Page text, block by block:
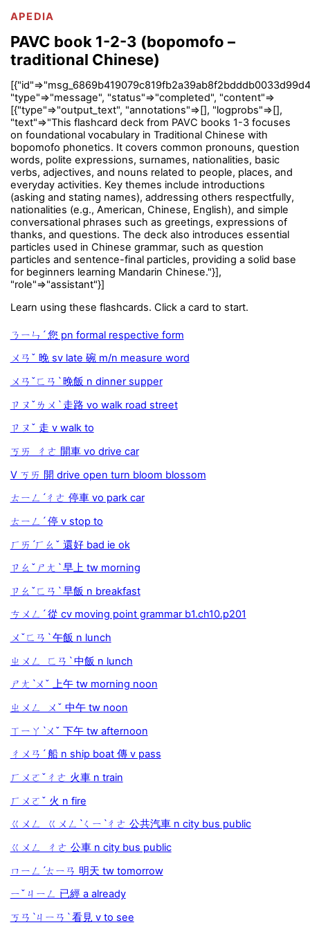
APEDIA
PAVC book 1-2-3 (bopomofo –
traditional Chinese)
"type"=>"message", "status"=>"completed", "content"=>
[{"type"=>"output_text", "annotations"=>[], "logprobs"=>[],
"text"=>"This flashcard deck from PAVC books 1-3 focuses
on foundational vocabulary in Traditional Chinese with
bopomofo phonetics. It covers common pronouns, question
words, polite expressions, surnames, nationalities, basic
verbs, adjectives, and nouns related to people, places, and
everyday activities. Key themes include introductions
(asking and stating names), addressing others respectfully,
nationalities (e.g., American, Chinese, English), and simple
conversational phrases such as greetings, expressions of
thanks, and questions. The deck also introduces essential
particles used in Chinese grammar, such as question
particles and sentence-final particles, providing a solid base
for beginners learning Mandarin Chinese."}],
"role"=>"assistant"}]
Learn using these flashcards. Click a card to start.
ㄋㄧㄣˊ 您 pn formal respective form
ㄨㄢˇ 晚 sv late 碗 m/n measure word
ㄨㄢˇㄈㄢˋ 晚飯 n dinner supper
ㄗㄡˇㄌㄨˋ 走路 vo walk road street
ㄗㄡˇ 走 v walk to
ㄎㄞ ㄔㄜ 開車 vo drive car
V ㄎㄞ 開 drive open turn bloom blossom
ㄊㄧㄥˊㄔㄜ 停車 vo park car
ㄊㄧㄥˊ 停 v stop to
ㄏㄞˊㄏㄠˇ 還好 bad ie ok
ㄗㄠˇㄕㄤˋ 早上 tw morning
ㄗㄠˇㄈㄢˋ 早飯 n breakfast
ㄘㄨㄥˊ 從 cv moving point grammar b1.ch10.p201
ㄨˇㄈㄢˋ 午飯 n lunch
ㄓㄨㄥ ㄈㄢˋ 中飯 n lunch
ㄕㄤˋㄨˇ 上午 tw morning noon
ㄓㄨㄥ ㄨˇ 中午 tw noon
ㄒㄧㄚˋㄨˇ 下午 tw afternoon
ㄔㄨㄢˊ 船 n ship boat 傳 v pass
ㄏㄨㄛˇㄔㄜ 火車 n train
ㄏㄨㄛˇ 火 n fire
ㄍㄨㄥ ㄍㄨㄥˋㄑㄧˋㄔㄜ 公共汽車 n city bus public
ㄍㄨㄥ ㄔㄜ 公車 n city bus public
ㄇㄧㄥˊㄊㄧㄢ 明天 tw tomorrow
ㄧˇㄐㄧㄥ 已經 a already
ㄎㄢˋㄐㄧㄢˋ 看見 v to see